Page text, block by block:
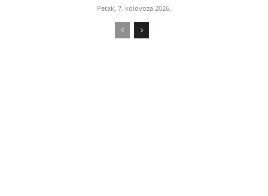
Petak, 7. kolovoza 2026.